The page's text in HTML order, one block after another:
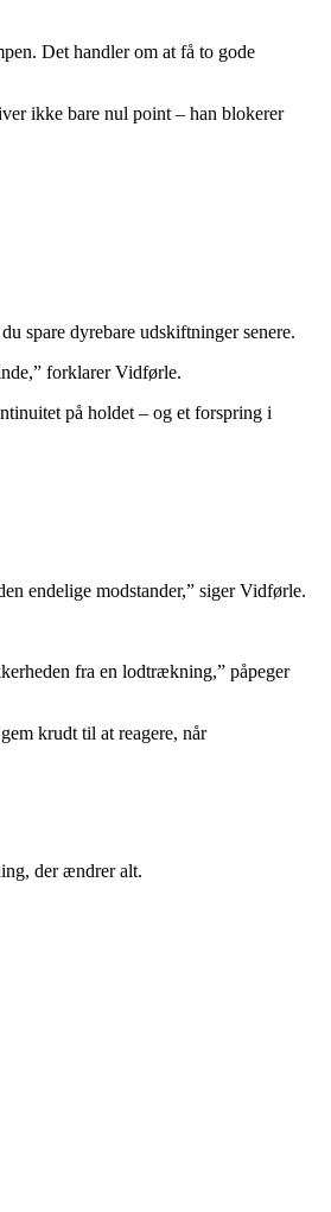
Det handler om at få to gode
ikke bare nul point – han blokerer
spare dyrebare udskiftninger senere.
forklarer Vidførle.
på holdet – og et forspring i
endelige modstander,” siger Vidførle.
fra en lodtrækning,” påpeger
krudt til at reagere, når
der ændrer alt.